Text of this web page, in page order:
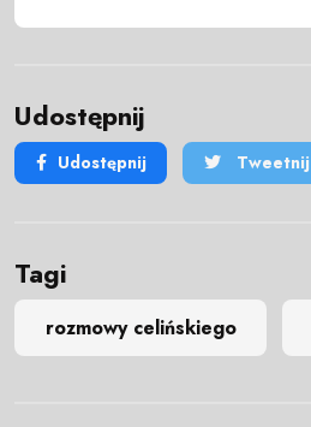
Udostępnij
Udostępnij Tweetnij
Tagi
rozmowy celińskiego